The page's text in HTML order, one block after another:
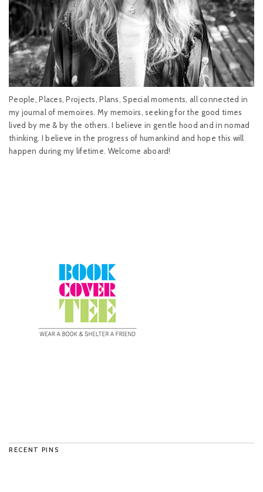
People, Places, Projects, Plans, Special moments, all connected in
my journal of memoires. My memoirs, seeking for the good times
lived by me & by the others. I believe in gentle hood and in nomad
thinking. I believe in the progress of humankind and hope this will
happen during my lifetime. Welcome aboard!
RECENT PINS